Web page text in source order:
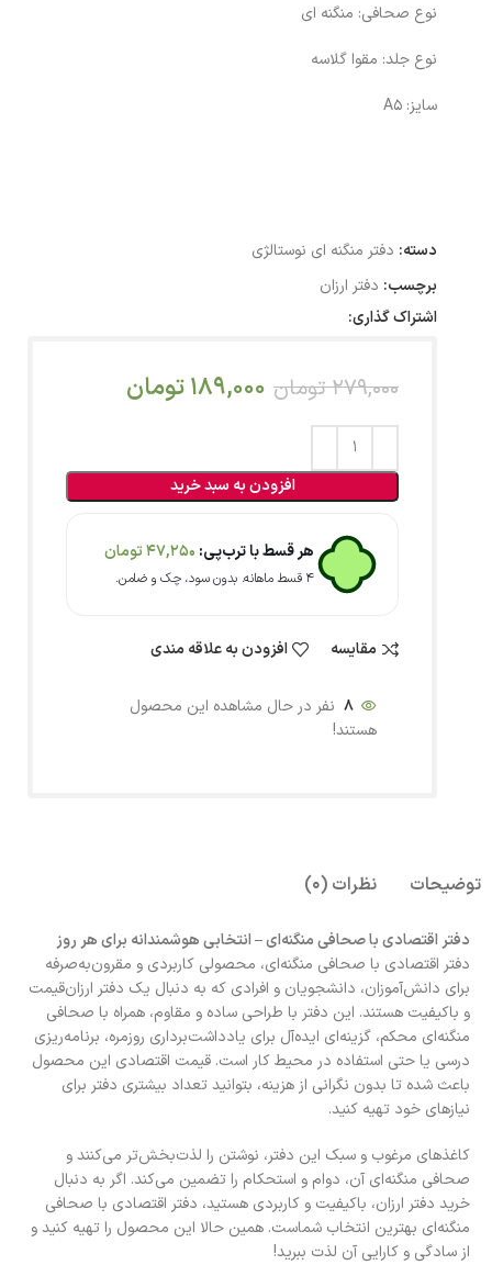
نوع صحافی: منگنه ای
نوع جلد: مقوا گلاسه
سایز: A5
دسته: دفتر منگنه ای نوستالژی
برچسب: دفتر ارزان
اشتراک گذاری:
279,000 تومان 189,000تومان
افزودن به سبد خرید
هر قسط با ترب‌پی: 47,250تومان
۴ قسط ماهانه. بدون سود، چک و ضامن.
مقایسه افزودن به علاقه مندی
8 نفر در حال مشاهده این محصول
هستند!
توضیحات نظرات (0)
دفتر اقتصادی با صحافی منگنه‌ای – انتخابی هوشمندانه برای هر روز
دفتر اقتصادی با صحافی منگنه‌ای، محصولی کاربردی و مقرون‌به‌صرفه
برای دانش‌آموزان، دانشجویان و افرادی که به دنبال یک دفتر ارزان‌قیمت
و باکیفیت هستند. این دفتر با طراحی ساده و مقاوم، همراه با صحافی
منگنه‌ای محکم، گزینه‌ای ایده‌آل برای یادداشت‌برداری روزمره، برنامه‌ریزی
درسی یا حتی استفاده در محیط کار است. قیمت اقتصادی این محصول
باعث شده تا بدون نگرانی از هزینه، بتوانید تعداد بیشتری دفتر برای
نیازهای خود تهیه کنید.
کاغذهای مرغوب و سبک این دفتر، نوشتن را لذت‌بخش‌تر می‌کنند و
صحافی منگنه‌ای آن، دوام و استحکام را تضمین می‌کند. اگر به دنبال
خرید دفتر ارزان، باکیفیت و کاربردی هستید، دفتر اقتصادی با صحافی
منگنه‌ای بهترین انتخاب شماست. همین حالا این محصول را تهیه کنید و
از سادگی و کارایی آن لذت ببرید!